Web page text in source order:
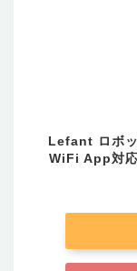
Lefant ロボ
WiFi App対